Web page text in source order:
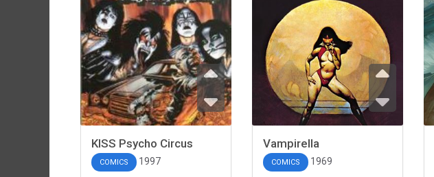
KISS Psycho Circus
COMICS 1997
Vampirella
COMICS 1969